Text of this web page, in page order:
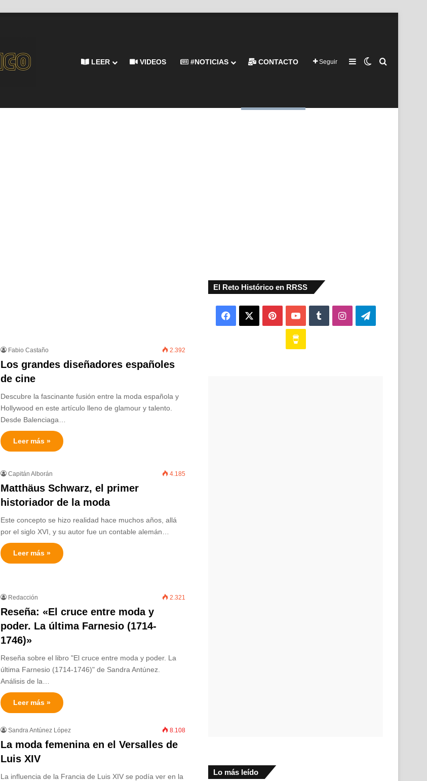
LEER VIDEOS #NOTICIAS CONTACTO Seguir Barra lateral
Switch skin
Fabio Castaño 2.392
Los grandes diseñadores españoles
de cine
Descubre la fascinante fusión entre la moda española y
Hollywood en este artículo lleno de glamour y talento.
Desde Balenciaga…
Leer más »
Capitán Alborán 4.185
Matthäus Schwarz, el primer
historiador de la moda
Este concepto se hizo realidad hace muchos años, allá
por el siglo XVI, y su autor fue un contable alemán…
Leer más »
Redacción 2.321
Reseña: «El cruce entre moda y
poder. La última Farnesio (1714-
1746)»
Reseña sobre el libro "El cruce entre moda y poder. La
última Farnesio (1714-1746)" de Sandra Antúnez.
Análisis de la…
Leer más »
Sandra Antúnez López 8.108
La moda femenina en el Versalles de
Luis XIV
La influencia de la Francia de Luis XIV se podía ver en la
El Reto Histórico en RRSS
Facebook PinterestYouTubeTumblrInstagramTelegram
Lo más leído